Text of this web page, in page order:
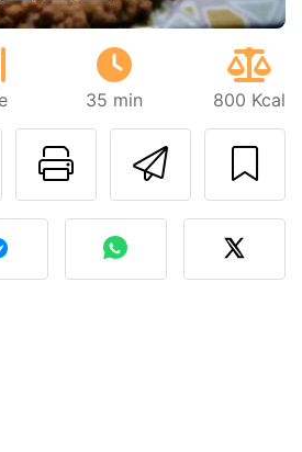
35 min 800 Kcal
Imprimer
Poser une
photo de